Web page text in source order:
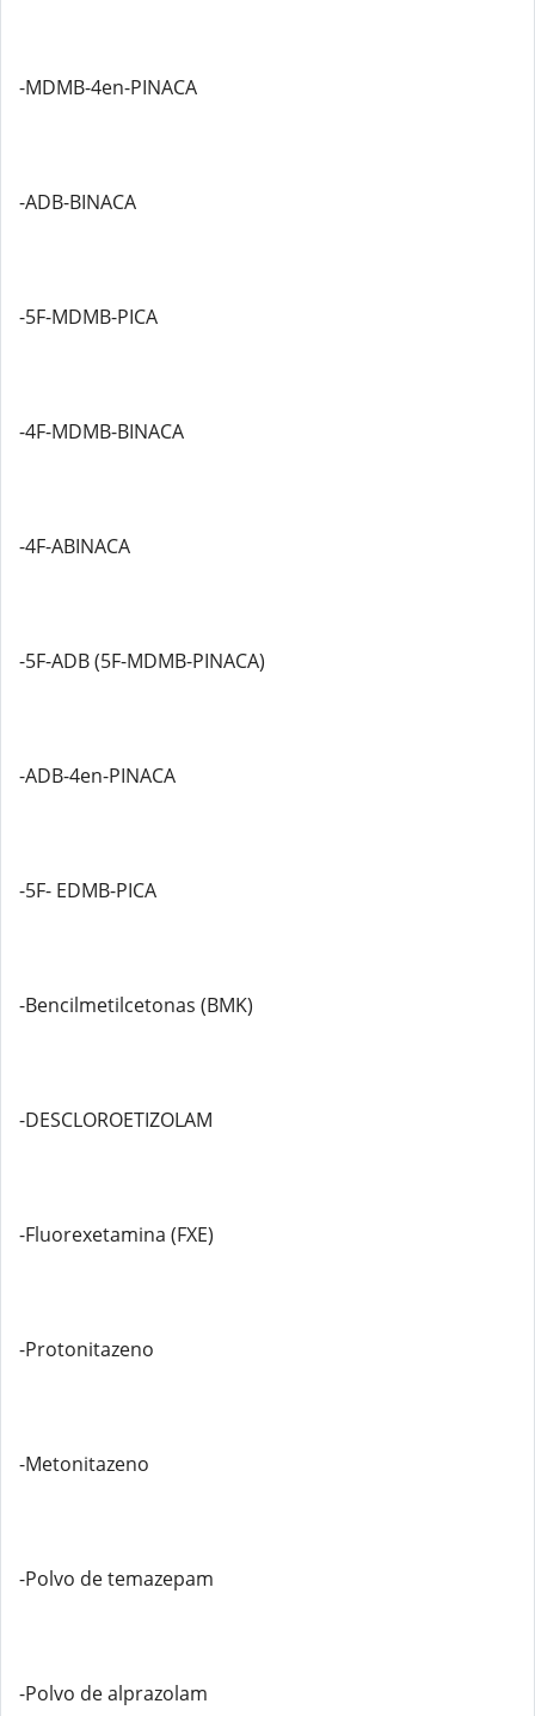
-MDMB-4en-PINACA
-ADB-BINACA
-5F-MDMB-PICA
-4F-MDMB-BINACA
-4F-ABINACA
-5F-ADB (5F-MDMB-PINACA)
-ADB-4en-PINACA
-5F- EDMB-PICA
-Bencilmetilcetonas (BMK)
-DESCLOROETIZOLAM
-Fluorexetamina (FXE)
-Protonitazeno
-Metonitazeno
-Polvo de temazepam
-Polvo de alprazolam